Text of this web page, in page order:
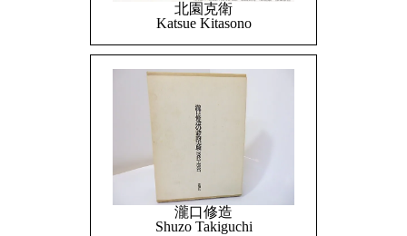
北園克衛
Katsue Kitasono
瀧口修造
Shuzo Takiguchi